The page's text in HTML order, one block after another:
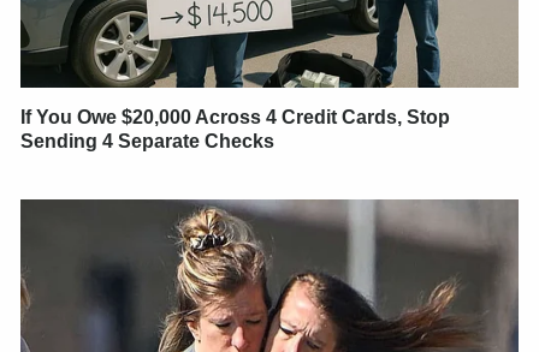
If You Owe $20,000 Across 4 Credit Cards, Stop
Sending 4 Separate Checks